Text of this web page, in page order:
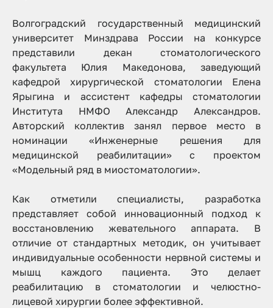
Волгоградский государственный медицинский
университет Минздрава России на конкурсе
представили декан стоматологического
факультета Юлия Македонова, заведующий
кафедрой хирургической стоматологии Елена
Ярыгина и ассистент кафедры стоматологии
Института НМФО Александр Александров.
Авторский коллектив занял первое место в
номинации «Инженерные решения для
медицинской реабилитации» с проектом
«Модельный ряд в миостоматологии».
Как отметили специалисты, разработка
представляет собой инновационный подход к
восстановлению жевательного аппарата. В
отличие от стандартных методик, он учитывает
индивидуальные особенности нервной системы и
мышц каждого пациента. Это делает
реабилитацию в стоматологии и челюстно-
лицевой хирургии более эффективной.